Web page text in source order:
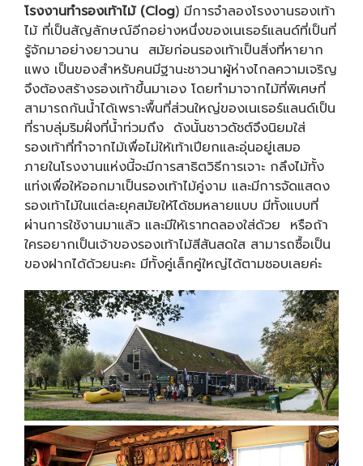
โรงงานทำรองเท้าไม้ (Clog) มีการจำลองโรงงานรองเท้า
ไม้ ที่เป็นสัญลักษณ์อีกอย่างหนึ่งของเนเธอร์แลนด์ที่เป็นที่
รู้จักมาอย่างยาวนาน สมัยก่อนรองเท้าเป็นสิ่งที่หายาก
แพง เป็นของสำหรับคนมีฐานะชาวนาผู้ห่างไกลความเจริญ
จึงต้องสร้างรองเท้าขึ้นมาเอง โดยทำมาจากไม้ที่พิเศษที่
สามารถกันน้ำได้เพราะพื้นที่ส่วนใหญ่ของเนเธอร์แลนด์เป็น
ที่ราบลุ่มริมฝั่งที่น้ำท่วมถึง ดังนั้นชาวดัชต์จึงนิยมใส่
รองเท้าที่ทำจากไม้เพื่อไม่ให้เท้าเปียกและอุ่นอยู่เสมอ
ภายในโรงงานแห่งนี้จะมีการสาธิตวิธีการเจาะ กลึงไม้ทั้ง
แท่งเพื่อให้ออกมาเป็นรองเท้าไม้คู่งาม และมีการจัดแสดง
รองเท้าไม้ในแต่ละยุคสมัยให้ได้ชมหลายแบบ มีทั้งแบบที่
ผ่านการใช้งานมาแล้ว และมีให้เราทดลองใส่ด้วย หรือถ้า
ใครอยากเป็นเจ้าของรองเท้าไม้สีสันสดใส สามารถซื้อเป็น
ของฝากได้ด้วยนะคะ มีทั้งคู่เล็กคู่ใหญ่ได้ตามชอบเลยค่ะ